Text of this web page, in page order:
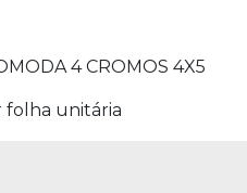
4 CROMOS 4X5
folha unitária